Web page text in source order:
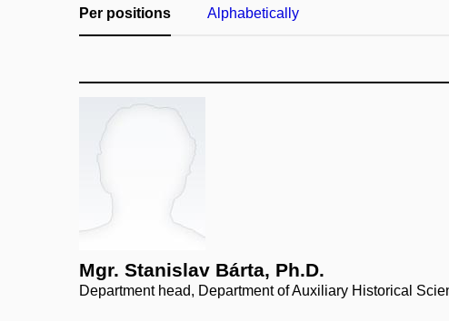
Per positions Alphabetically
Mgr. Stanislav Bárta, Ph.D.
Department head, Department of Auxiliary Historical